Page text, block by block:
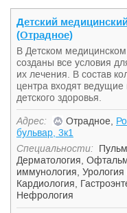
Детский
(Отрадное)
В Детском
созданы все условия
их лечения. В состав
центра входят
детского здоровья.
Адрес: Отрадное,
бульвар, 3к1
Специальности:
Дерматология
иммунология Урология
Кардиология
Нефрология